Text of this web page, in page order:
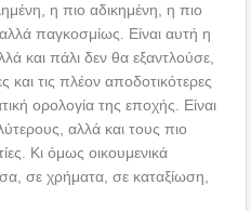
η πιο αδικημένη, η πιο
παγκοσμίως. Είναι αυτή η
και πάλι δεν θα εξαντλούσε,
και τις πλέον αποδοτικότερες
ορολογία της εποχής. Είναι
αλλά και τους πιο
Κι όμως οικουμενικά
σε χρήματα, σε καταξίωση,